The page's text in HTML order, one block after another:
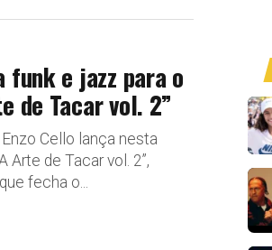
funk e jazz para o
de Tacar vol. 2”
Cello lança nesta
Arte de Tacar vol. 2”,
fecha o...